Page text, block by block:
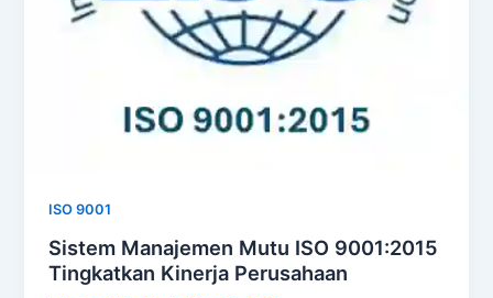
ISO 9001
Sistem Manajemen Mutu ISO 9001:2015
Tingkatkan Kinerja Perusahaan